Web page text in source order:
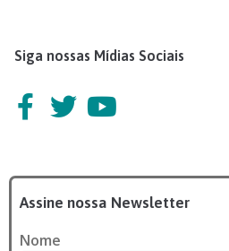
Siga nossas Mídias Sociais
Assine nossa Newsletter
Nome